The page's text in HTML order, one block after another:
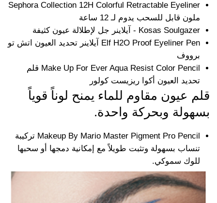
Sephora Collection 12H Colorful Retractable Eyeliner
ملون قابل للسحب يدوم لـ 12 ساعة
Kosas Soulgazer - آيلاينر جل لإطلالة عيون كثيفة
Elf H2O Proof Eyeliner Pen آيلاينر تحديد العيون اتش تو
برووف
Make Up For Ever Aqua Resist Color Pencil قلم
تحديد العيون أكوا ريزيست كولور
قلم عيون مقاوم للماء يمنح لوناً قوياً
بسهولة وبحركة واحدة.
Makeup By Mario Master Pigment Pro Pencil تركيبة
تنساب بسهولة وتثبت طويلاً مع إمكانية دمجها أو سحبها
للوك سموكي.